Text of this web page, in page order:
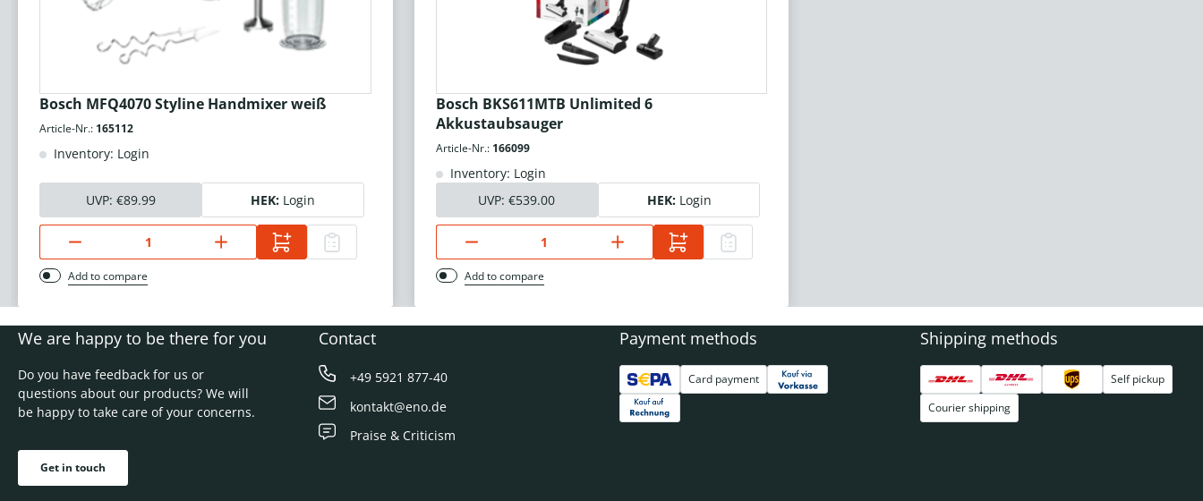
Bosch MFQ4070 Styline Handmixer weiß
Article-Nr.: 165112
Inventory: Login
UVP: €89.99 HEK: Login
Add to compare
Bosch BKS611MTB Unlimited 6
Akkustaubsauger
Article-Nr.: 166099
Inventory: Login
UVP:€539.00 HEK: Login
Add to compare
We are happy to be there for you
Do you have feedback for us or
questions about our products? We will
be happy to take care of your concerns.
Get in touch
Contact
+49 5921 877-40
kontakt@eno.de
Praise & Criticism
Payment methods
Card payment
Shipping methods
Self pickup
Courier shipping